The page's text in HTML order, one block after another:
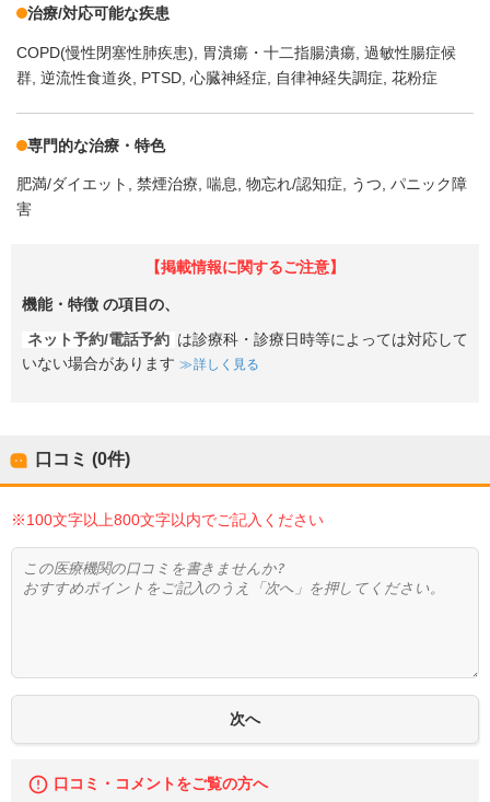
治療/対応可能な疾患
COPD(慢性閉塞性肺疾患) 胃潰瘍・十二指腸潰瘍 過敏性腸症候
群 逆流性食道炎 PTSD 心臓神経症 自律神経失調症 花粉症
専門的な治療・特色
肥満/ダイエット 禁煙治療 喘息 物忘れ/認知症 うつ パニック障
害
【掲載情報に関するご注意】
機能・特徴 の項目の、
ネット予約/電話予約 は診療科・診療日時等によっては対応して
いない場合があります
詳しく見る
口コミ (0件)
※100文字以上800文字以内でご記入ください
口コミ・コメントをご覧の方へ